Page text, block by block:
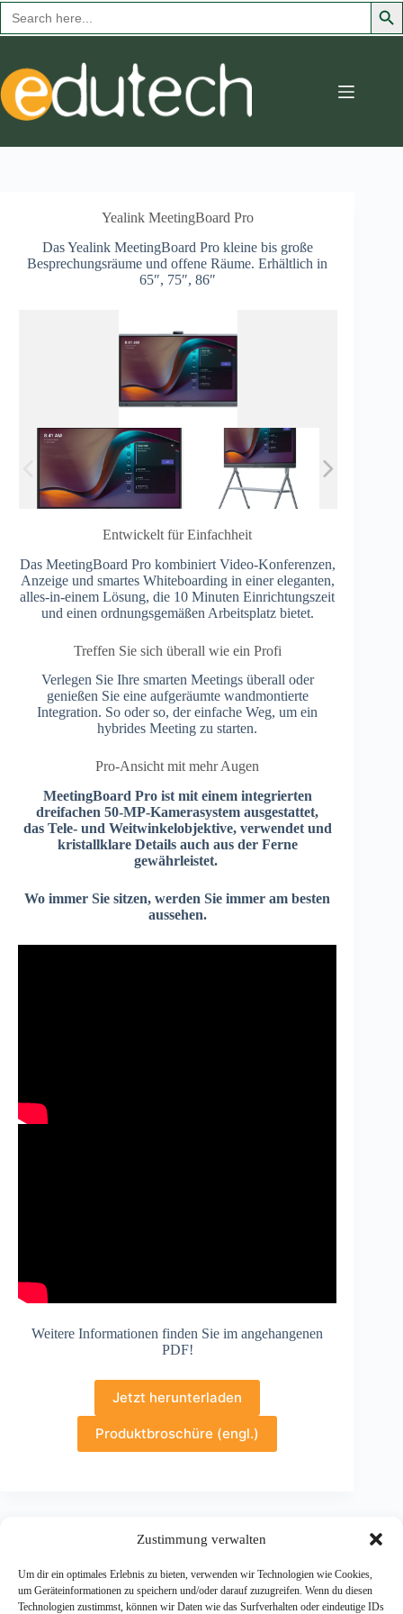
Zustimmung verwalten
Um dir ein optimales Erlebnis zu bieten, verwenden wir Technologien wie Cookies,
um Geräteinformationen zu speichern und/oder darauf zuzugreifen. Wenn du diesen
Technologien zustimmst, können wir Daten wie das Surfverhalten oder eindeutige IDs
Search
for:
springen
Yealink MeetingBoard Pro
Das Yealink MeetingBoard Pro kleine bis große
Besprechungsräume und offene Räume. Erhältlich in
65″, 75″, 86″
Entwickelt für Einfachheit
Das MeetingBoard Pro kombiniert Video-Konferenzen,
Anzeige und smartes Whiteboarding in einer eleganten,
alles-in-einem Lösung, die 10 Minuten Einrichtungszeit
und einen ordnungsgemäßen Arbeitsplatz bietet.
Treffen Sie sich überall wie ein Profi
Verlegen Sie Ihre smarten Meetings überall oder
genießen Sie eine aufgeräumte wandmontierte
Integration. So oder so, der einfache Weg, um ein
hybrides Meeting zu starten.
Pro-Ansicht mit mehr Augen
MeetingBoard Pro ist mit einem integrierten
dreifachen 50-MP-Kamerasystem ausgestattet,
das Tele- und Weitwinkelobjektive, verwendet und
kristallklare Details auch aus der Ferne
gewährleistet.
Wo immer Sie sitzen, werden Sie immer am besten
aussehen.
Weitere Informationen finden Sie im angehangenen
PDF!
Jetzt herunterladen
Produktbroschüre (engl.)